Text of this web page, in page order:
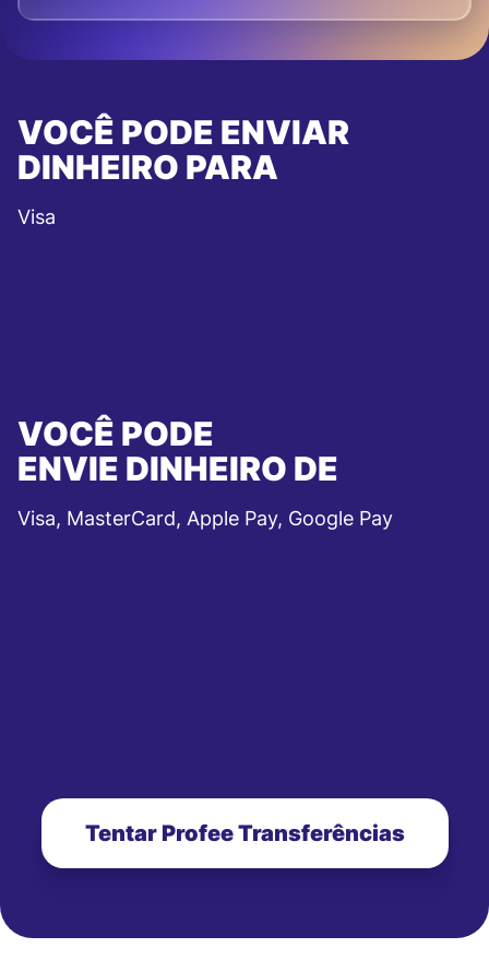
VOCÊ PODE ENVIAR
DINHEIRO PARA
Visa
VOCÊ PODE
ENVIE DINHEIRO DE
Visa, MasterCard, Apple Pay, Google Pay
Tentar Profee Transferências